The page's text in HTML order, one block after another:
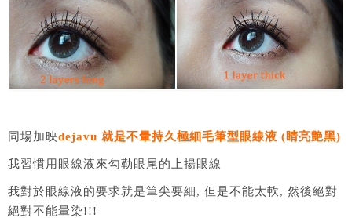
同場加映dejavu 就是不暈持久極細毛筆型眼線液 (睛亮艶黑)
我習慣用眼線液來勾勒眼尾的上揚眼線
我對於眼線液的要求就是筆尖要細, 但是不能太軟, 然後絕對
絕對不能暈染!!!